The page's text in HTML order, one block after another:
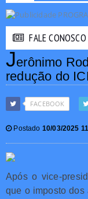
FALE CONOSCO
Jerônimo
redução do
FACEBOOK
Postado 10/03/2025
Após o vice-
que o imposto